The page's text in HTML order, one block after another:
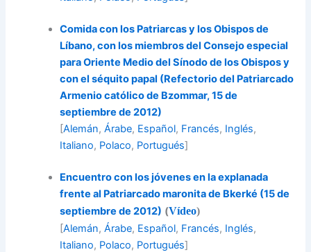
Comida con los Patriarcas y los Obispos de
Líbano, con los miembros del Consejo especial
para Oriente Medio del Sínodo de los Obispos y
con el séquito papal (Refectorio del Patriarcado
Armenio católico de Bzommar, 15 de
septiembre de 2012)
[Alemán,Árabe, Español, Francés, Inglés,
Italiano, Polaco, Portugués]
Encuentro con los jóvenes en la explanada
frente al Patriarcado maronita de Bkerké (15 de
septiembre de 2012) (Vídeo)
[Alemán,Árabe, Español, Francés, Inglés,
Italiano, Polaco, Portugués]